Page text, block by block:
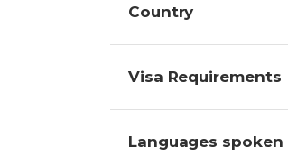
Country
Visa Requirements
Languages spoken